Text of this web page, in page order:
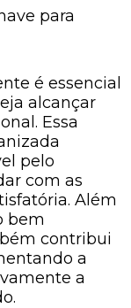
para
é essencial
alcançar
Essa
pelo
com as
Além
bem
contribui
a
a